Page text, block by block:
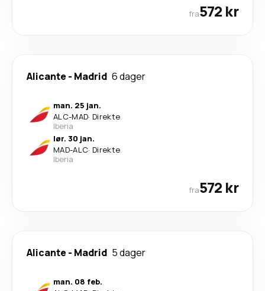
fra572 kr
Alicante - Madrid 6 dager
man. 25 jan.
ALC-MAD· Direkte
Iberia
lør. 30 jan.
MAD-ALC· Direkte
Iberia
fra572 kr
Alicante - Madrid 5 dager
man. 08 feb.